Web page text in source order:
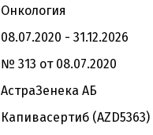
Онкология
08.07.2020 - 31.12.2026
№ 313 от 08.07.2020
АстраЗенека АБ
Капивасертиб (AZD5363)